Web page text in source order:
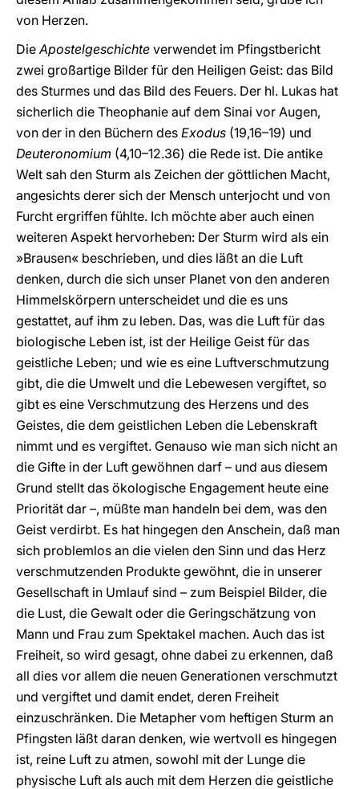
von Herzen.
DieApostelgeschichte verwendet im Pfingstbericht
zwei großartige Bilder für den Heiligen Geist: das Bild
des Sturmes und das Bild des Feuers. Der hl. Lukas hat
sicherlich die Theophanie auf dem Sinai vor Augen,
von der in den Büchern des Exodus (19,16–19) und
Deuteronomium (4,10–12.36) die Rede ist. Die antike
Welt sah den Sturm als Zeichen der göttlichen Macht,
angesichts derer sich der Mensch unterjocht und von
Furcht ergriffen fühlte. Ich möchte aber auch einen
weiteren Aspekt hervorheben: Der Sturm wird als ein
»Brausen« beschrieben, und dies läßt an die Luft
denken, durch die sich unser Planet von den anderen
Himmelskörpern unterscheidet und die es uns
gestattet, auf ihm zu leben. Das, was die Luft für das
biologische Leben ist, ist der Heilige Geist für das
geistliche Leben; und wie es eine Luftverschmutzung
gibt, die die Umwelt und die Lebewesen vergiftet, so
gibt es eine Verschmutzung des Herzens und des
Geistes, die dem geistlichen Leben die Lebenskraft
nimmt und es vergiftet. Genauso wie man sich nicht an
die Gifte in der Luft gewöhnen darf – und aus diesem
Grund stellt das ökologische Engagement heute eine
Priorität dar –, müßte man handeln bei dem, was den
Geist verdirbt. Es hat hingegen den Anschein, daß man
sich problemlos an die vielen den Sinn und das Herz
verschmutzenden Produkte gewöhnt, die in unserer
Gesellschaft in Umlauf sind – zum Beispiel Bilder, die
die Lust, die Gewalt oder die Geringschätzung von
Mann und Frau zum Spektakel machen. Auch das ist
Freiheit, so wird gesagt, ohne dabei zu erkennen, daß
all dies vor allem die neuen Generationen verschmutzt
und vergiftet und damit endet, deren Freiheit
einzuschränken. Die Metapher vom heftigen Sturm an
Pfingsten läßt daran denken, wie wertvoll es hingegen
ist, reine Luft zu atmen, sowohl mit der Lunge die
physische Luft als auch mit dem Herzen die geistliche